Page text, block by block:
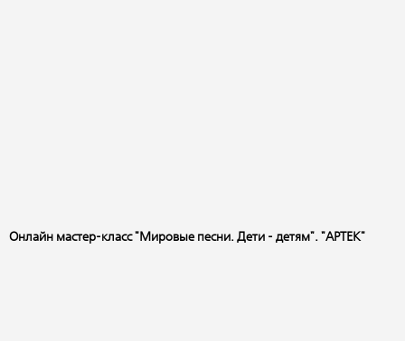
Онлайн мастер-класс "Мировые песни. Дети - детям". "АРТЕК"